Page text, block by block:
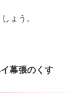
ょう。
幕張のくす